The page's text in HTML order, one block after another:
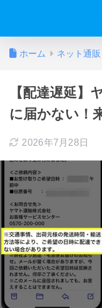
ホーム ネット通販
【配達遅延】
に届かない！
2026年7月28日